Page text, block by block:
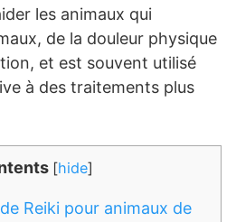
les animaux qui
de la douleur physique
et est souvent utilisé
à des traitements plus
[hide]
Reiki pour animaux de